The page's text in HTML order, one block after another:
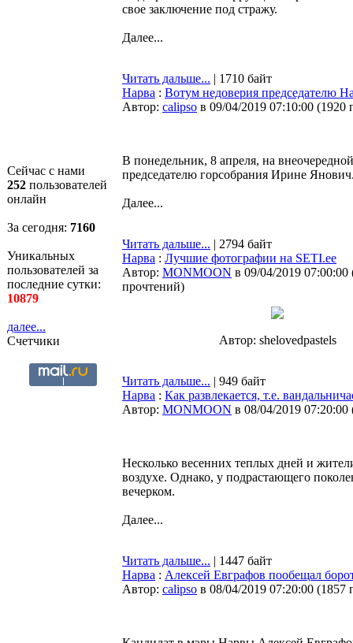
Сейчас с нами
252 пользователей
онлайн
За сегодня: 7160
Уникальных
пользователей за
последние сутки:
10879
далее...
Счетчики
свое заключение под стражу.
Далее...
Читать дальше... | 1710 байт
Нарва : Вотум недоверия председателю
Автор: calipso в 09/04/2019 07:10:00 (1920
В понедельник, 8 апреля, на
председателю горсобрания Ирине
Далее...
Читать дальше... | 2794 байт
Нарва : Лучшие фотографии на SETI.ee
Автор: MONMOON в 09/04/2019 07:00:00
прочтений)
Автор: shelovedpastels
Читать дальше... | 949 байт
Нарва : Как развлекается, т.е.
Автор: MONMOON в 08/04/2019 07:20:00
Несколько весенних теплых дней и
воздухе. Однако, у подрастающего
вечерком.
Далее...
Читать дальше... | 1447 байт
Нарва : Алексей Евграфов пообещал
Автор: calipso в 08/04/2019 07:20:00 (1857